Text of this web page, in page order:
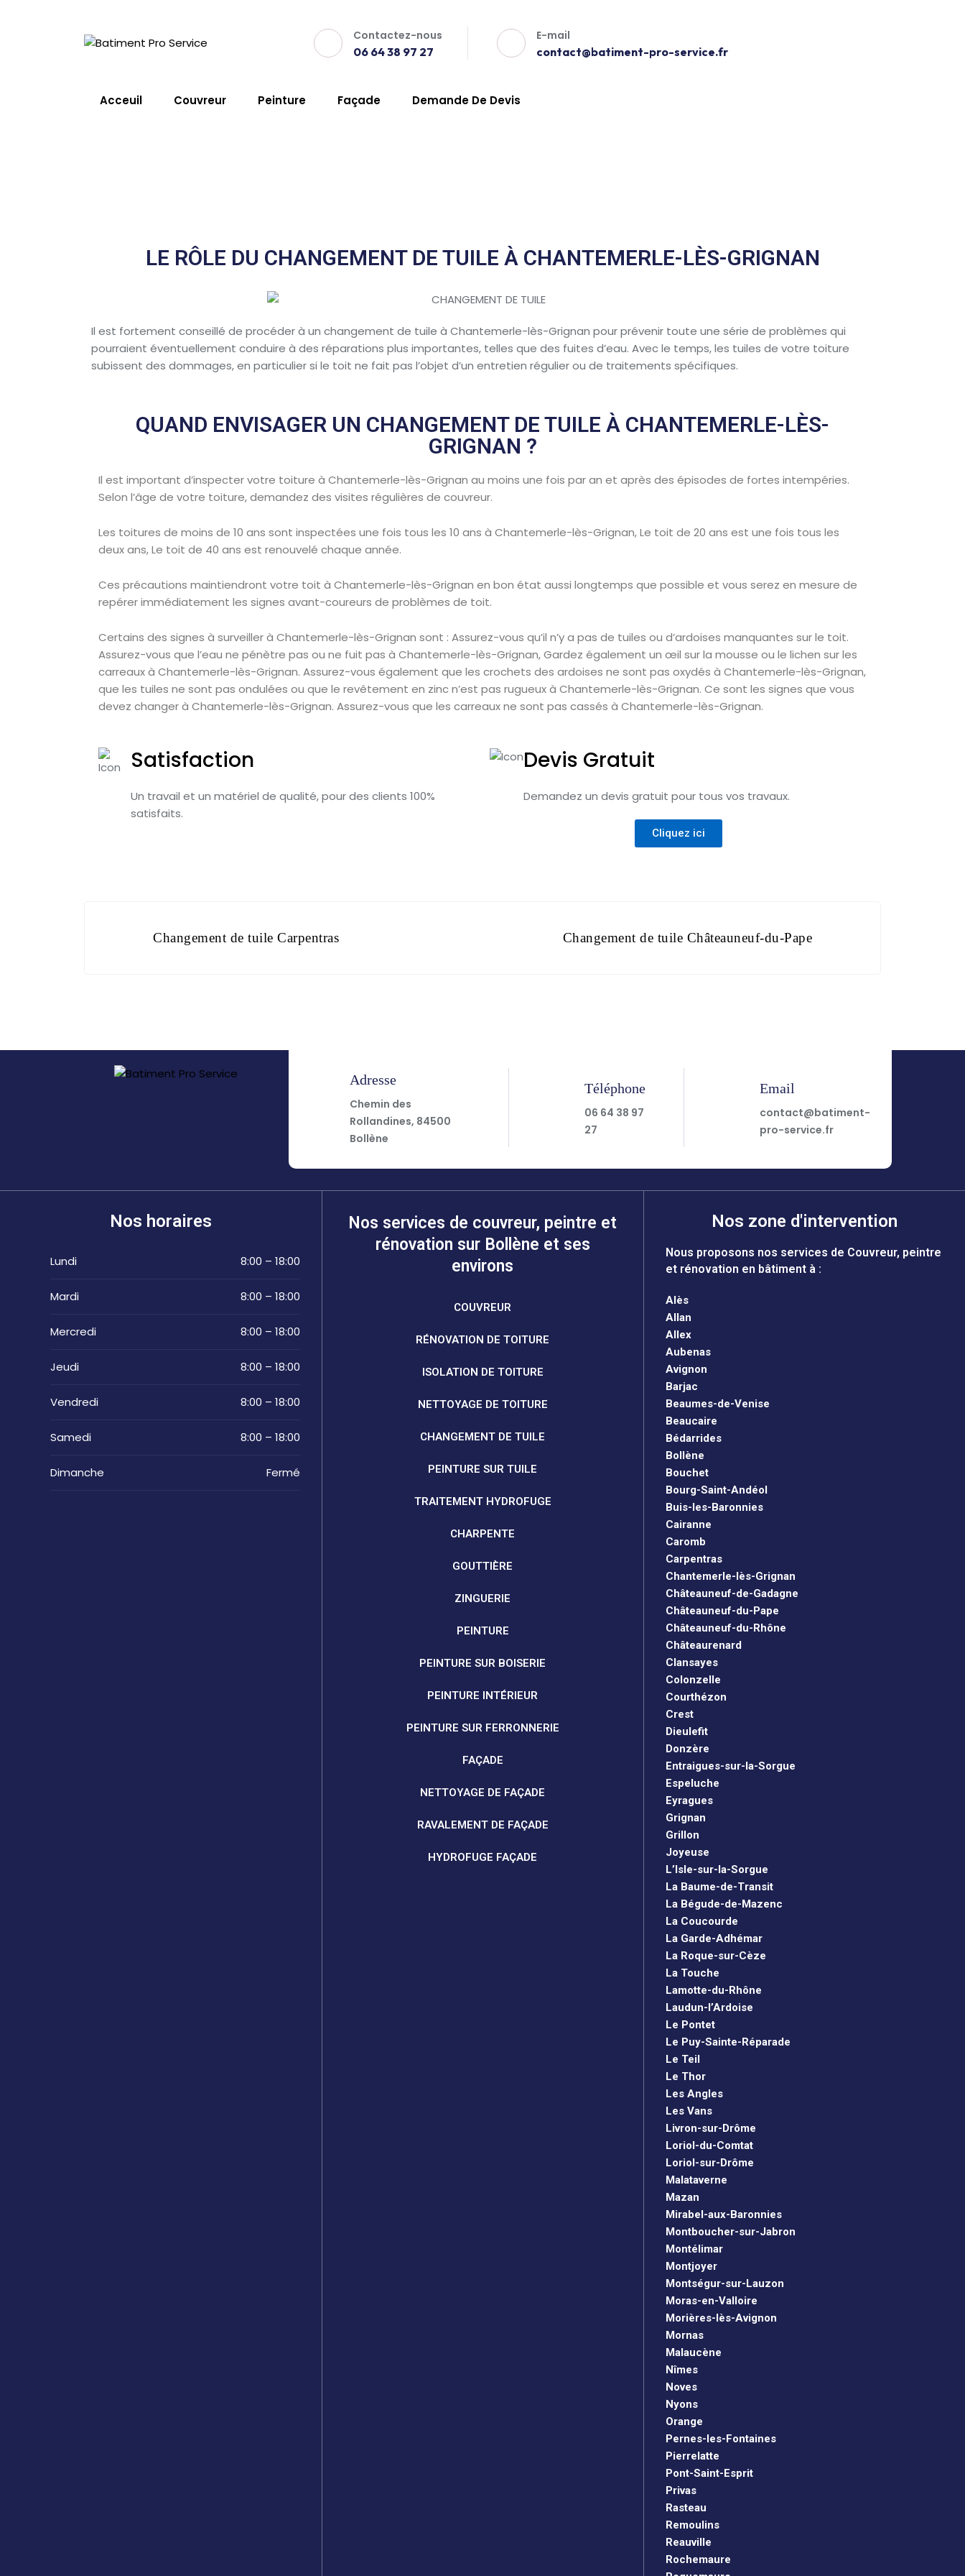
Contactez-nous
06 64 38 97 27
E-mail
contact@batiment-pro-service.fr
Acceuil Couvreur Peinture Façade Demande De Devis
Changement de tuile Chantemerle-lès-Grignan
LE RÔLE DU CHANGEMENT DE TUILE À CHANTEMERLE-LÈS-GRIGNAN
Il est fortement conseillé de procéder à un changement de tuile à Chantemerle-lès-Grignan pour prévenir toute une série de problèmes qui
pourraient éventuellement conduire à des réparations plus importantes, telles que des fuites d’eau. Avec le temps, les tuiles de votre toiture
subissent des dommages, en particulier si le toit ne fait pas l’objet d’un entretien régulier ou de traitements spécifiques.
QUAND ENVISAGER UN CHANGEMENT DE TUILE À CHANTEMERLE-LÈS-
GRIGNAN ?
Il est important d’inspecter votre toiture à Chantemerle-lès-Grignan au moins une fois par an et après des épisodes de fortes intempéries.
Selon l’âge de votre toiture, demandez des visites régulières de couvreur.
Les toitures de moins de 10 ans sont inspectées une fois tous les 10 ans à Chantemerle-lès-Grignan, Le toit de 20 ans est une fois tous les
deux ans, Le toit de 40 ans est renouvelé chaque année.
Ces précautions maintiendront votre toit à Chantemerle-lès-Grignan en bon état aussi longtemps que possible et vous serez en mesure de
repérer immédiatement les signes avant-coureurs de problèmes de toit.
Certains des signes à surveiller à Chantemerle-lès-Grignan sont : Assurez-vous qu’il n’y a pas de tuiles ou d’ardoises manquantes sur le toit.
Assurez-vous que l’eau ne pénètre pas ou ne fuit pas à Chantemerle-lès-Grignan, Gardez également un œil sur la mousse ou le lichen sur les
carreaux à Chantemerle-lès-Grignan. Assurez-vous également que les crochets des ardoises ne sont pas oxydés à Chantemerle-lès-Grignan,
que les tuiles ne sont pas ondulées ou que le revêtement en zinc n’est pas rugueux à Chantemerle-lès-Grignan. Ce sont les signes que vous
devez changer à Chantemerle-lès-Grignan. Assurez-vous que les carreaux ne sont pas cassés à Chantemerle-lès-Grignan.
Satisfaction
Un travail et un matériel de qualité, pour des clients 100%
satisfaits.
Devis Gratuit
Demandez un devis gratuit pour tous vos travaux.
Cliquez ici
Changement de tuile Carpentras Changement de tuile Châteauneuf-du-Pape
Adresse
Chemin des
Rollandines, 84500
Bollène
Téléphone
06 64 38 97
27
Email
contact@batiment-
pro-service.fr
Nos horaires
Lundi 8:00 – 18:00
Mardi 8:00 – 18:00
Mercredi 8:00 – 18:00
Jeudi 8:00 – 18:00
Vendredi 8:00 – 18:00
Samedi 8:00 – 18:00
Dimanche Fermé
Nos services de couvreur, peintre et
rénovation sur Bollène et ses
environs
COUVREUR
RÉNOVATION DE TOITURE
ISOLATION DE TOITURE
NETTOYAGE DE TOITURE
CHANGEMENT DE TUILE
PEINTURE SUR TUILE
TRAITEMENT HYDROFUGE
CHARPENTE
GOUTTIÈRE
ZINGUERIE
PEINTURE
PEINTURE SUR BOISERIE
PEINTURE INTÉRIEUR
PEINTURE SUR FERRONNERIE
FAÇADE
NETTOYAGE DE FAÇADE
RAVALEMENT DE FAÇADE
HYDROFUGE FAÇADE
Nos zone d'intervention
Nous proposons nos services de Couvreur, peintre
et rénovation en bâtiment à :
Alès
Allan
Allex
Aubenas
Avignon
Barjac
Beaumes-de-Venise
Beaucaire
Bédarrides
Bollène
Bouchet
Bourg-Saint-Andéol
Buis-les-Baronnies
Cairanne
Caromb
Carpentras
Chantemerle-lès-Grignan
Châteauneuf-de-Gadagne
Châteauneuf-du-Pape
Châteauneuf-du-Rhône
Châteaurenard
Clansayes
Colonzelle
Courthézon
Crest
Dieulefit
Donzère
Entraigues-sur-la-Sorgue
Espeluche
Eyragues
Grignan
Grillon
Joyeuse
L’Isle-sur-la-Sorgue
La Baume-de-Transit
La Bégude-de-Mazenc
La Coucourde
La Garde-Adhémar
La Roque-sur-Cèze
La Touche
Lamotte-du-Rhône
Laudun-l’Ardoise
Le Pontet
Le Puy-Sainte-Réparade
Le Teil
Le Thor
Les Angles
Les Vans
Livron-sur-Drôme
Loriol-du-Comtat
Loriol-sur-Drôme
Malataverne
Mazan
Mirabel-aux-Baronnies
Montboucher-sur-Jabron
Montélimar
Montjoyer
Montségur-sur-Lauzon
Moras-en-Valloire
Morières-lès-Avignon
Mornas
Malaucène
Nîmes
Noves
Nyons
Orange
Pernes-les-Fontaines
Pierrelatte
Pont-Saint-Esprit
Privas
Rasteau
Remoulins
Reauville
Rochemaure